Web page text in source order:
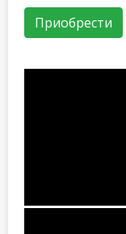
Приобрести